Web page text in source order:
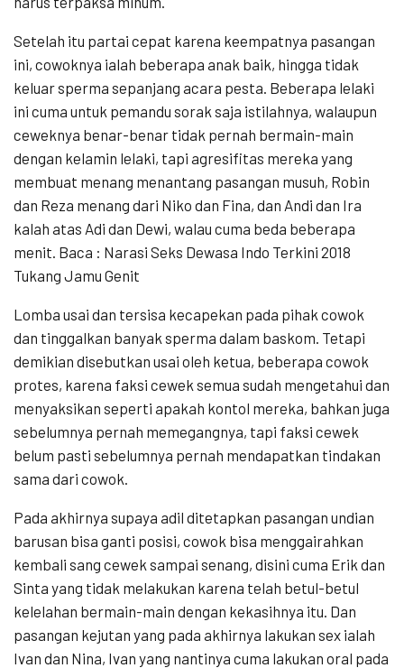
Setelah itu partai cepat karena keempatnya pasangan
ini, cowoknya ialah beberapa anak baik, hingga tidak
keluar sperma sepanjang acara pesta. Beberapa lelaki
ini cuma untuk pemandu sorak saja istilahnya, walaupun
ceweknya benar-benar tidak pernah bermain-main
dengan kelamin lelaki, tapi agresifitas mereka yang
membuat menang menantang pasangan musuh, Robin
dan Reza menang dari Niko dan Fina, dan Andi dan Ira
kalah atas Adi dan Dewi, walau cuma beda beberapa
menit. Baca : Narasi Seks Dewasa Indo Terkini 2018
Tukang Jamu Genit
Lomba usai dan tersisa kecapekan pada pihak cowok
dan tinggalkan banyak sperma dalam baskom. Tetapi
demikian disebutkan usai oleh ketua, beberapa cowok
protes, karena faksi cewek semua sudah mengetahui dan
menyaksikan seperti apakah kontol mereka, bahkan juga
sebelumnya pernah memegangnya, tapi faksi cewek
belum pasti sebelumnya pernah mendapatkan tindakan
sama dari cowok.
Pada akhirnya supaya adil ditetapkan pasangan undian
barusan bisa ganti posisi, cowok bisa menggairahkan
kembali sang cewek sampai senang, disini cuma Erik dan
Sinta yang tidak melakukan karena telah betul-betul
kelelahan bermain-main dengan kekasihnya itu. Dan
pasangan kejutan yang pada akhirnya lakukan sex ialah
Ivan dan Nina, Ivan yang nantinya cuma lakukan oral pada